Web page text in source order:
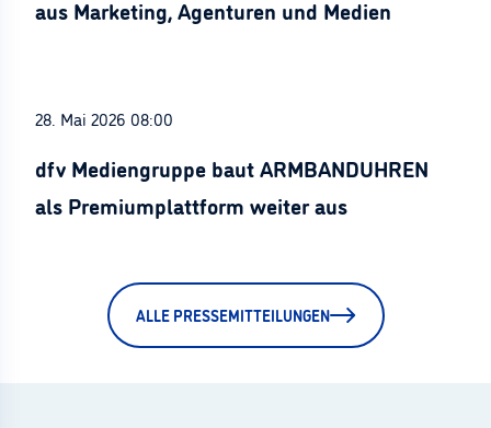
aus Marketing, Agenturen und Medien
28. Mai 2026 08:00
dfv Mediengruppe baut ARMBANDUHREN
als Premiumplattform weiter aus
ALLE PRESSEMITTEILUNGEN